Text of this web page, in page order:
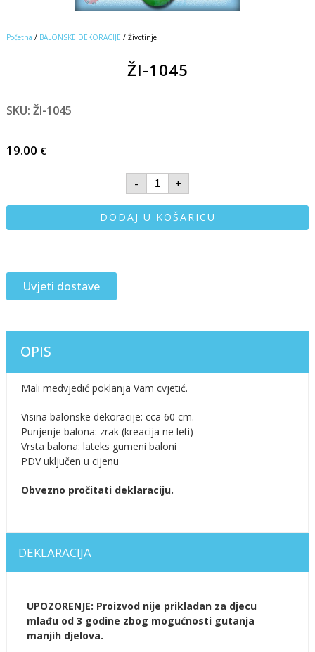
Početna / BALONSKE DEKORACIJE / Životinje
ŽI-1045
SKU: ŽI-1045
19.00 €
- +
DODAJ U KOŠARICU
Uvjeti dostave
OPIS
Mali medvjedić poklanja Vam cvjetić.
Visina balonske dekoracije: cca 60 cm.
Punjenje balona: zrak (kreacija ne leti)
Vrsta balona: lateks gumeni baloni
PDV uključen u cijenu
Obvezno pročitati deklaraciju.
DEKLARACIJA
UPOZORENJE: Proizvod nije prikladan za djecu
mlađu od 3 godine zbog mogućnosti gutanja
manjih djelova.